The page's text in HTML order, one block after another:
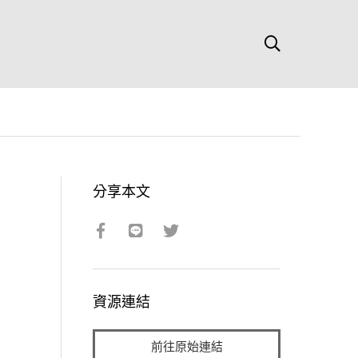
分享本文
資源連結
前往原始連結